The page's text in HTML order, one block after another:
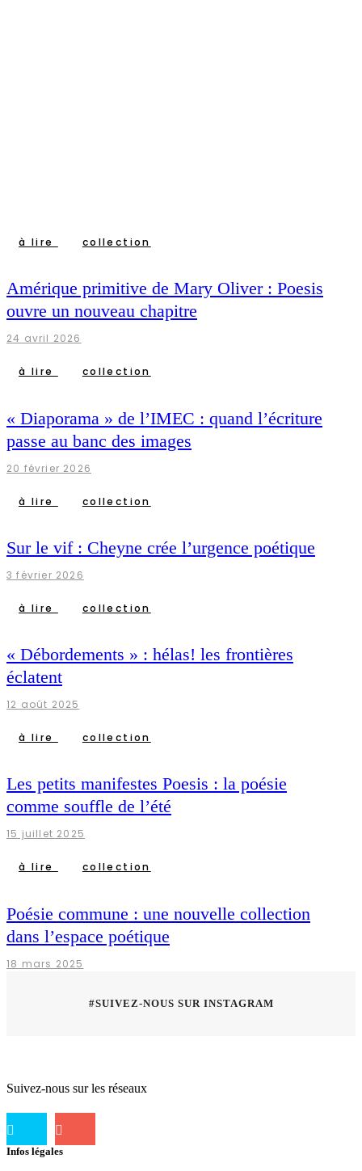
à lire collection
Amérique primitive de Mary Oliver : Poesis
ouvre un nouveau chapitre
24 avril 2026
à lire collection
« Diaporama » de l’IMEC : quand l’écriture
passe au banc des images
20 février 2026
à lire collection
Sur le vif : Cheyne crée l’urgence poétique
3 février 2026
à lire collection
« Débordements » : hélas! les frontières
éclatent
12 août 2025
à lire collection
Les petits manifestes Poesis : la poésie
comme souffle de l’été
15 juillet 2025
à lire collection
Poésie commune : une nouvelle collection
dans l’espace poétique
18 mars 2025
#SUIVEZ-NOUS SUR INSTAGRAM
Suivez-nous sur les réseaux
Infos légales